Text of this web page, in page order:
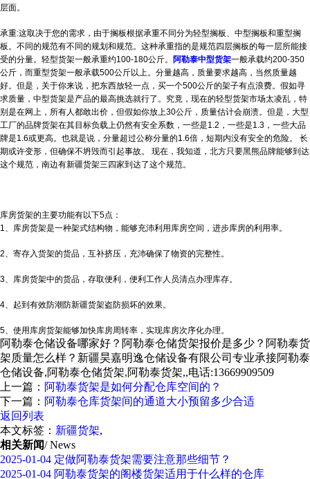
层面。
承重:这取决于您的需求，由于搁板根据承重不同分为轻型搁板、中型搁板和重型搁
板。不同的规范有不同的规划和规范。这种承重指的是规范四层搁板的每一层所能接
受的分量。轻型货架一般承重约100-180公斤。
阿勒泰中型货架一般承载约200-350
公斤，而重型货架一般承载500公斤以上。分量越高，质量要求越高，当然质量越
好。但是，关于你来说，把东西放轻一点，买一个500公斤的架子有点浪费。假如寻
求质量，中型货架是产品的最高挑选就行了。究竟，现在的轻型货架市场太凌乱，特
别是在网上，所有人都敢出价，但假如你放上30公斤，质量估计会崩溃。但是，大型
工厂的品牌货架在其目标负载上仍然有安全系数，一些是1.2，一些是1.3，一些大品
牌是1.6或更高。也就是说，分量超过公称分量的1.6倍，短期内没有安全的危险。 长
期或许变形，但确保不坍毁而引起事故。 现在，我知道，北方只要黑熊品牌能够到达
这个规范，南边有新疆货架三四家到达了这个规范。
库房货架的主要功能有以下5点：
1、库房货架是一种架式结构物，能够充沛利用库房空间，进步库房的利用率。
2、寄存入货架的货品，互补挤压，充沛确保了物资的完整性。
3、库房货架中的货品，存取便利，便利工作人员清点办理库存。
4、起到有效防潮防新疆货架盗防损坏的效果。
5、使用库房货架能够加快库房周转率，实现库房次序化办理。
阿勒泰仓储设备哪家好？阿勒泰仓储货架报价是多少？阿勒泰货
架质量怎么样？新疆昊嘉明逸仓储设备有限公司专业承接阿勒泰
仓储设备,阿勒泰仓储货架,阿勒泰货架,,电话:13669909509
上一篇： 阿勒泰货架是如何分配仓库空间的？
下一篇： 阿勒泰仓库货架间的通道大小预留多少合适
返回列表
本文标签： 新疆货架,
相关新闻/ News
2025-01-04 定做阿勒泰货架需要注意那些细节？
2025-01-04 阿勒泰货架的阁楼货架适用于什么样的仓库